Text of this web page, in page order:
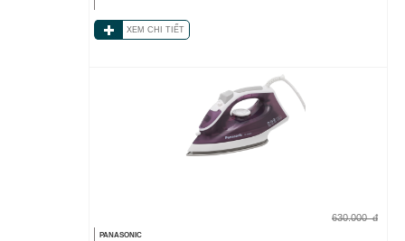
XEM CHI TIẾT
630.000 đ
PANASONIC